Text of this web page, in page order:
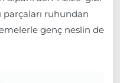
parçaları ruhundan
genç neslin de